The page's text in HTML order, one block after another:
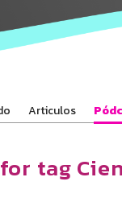
Articulos
tag